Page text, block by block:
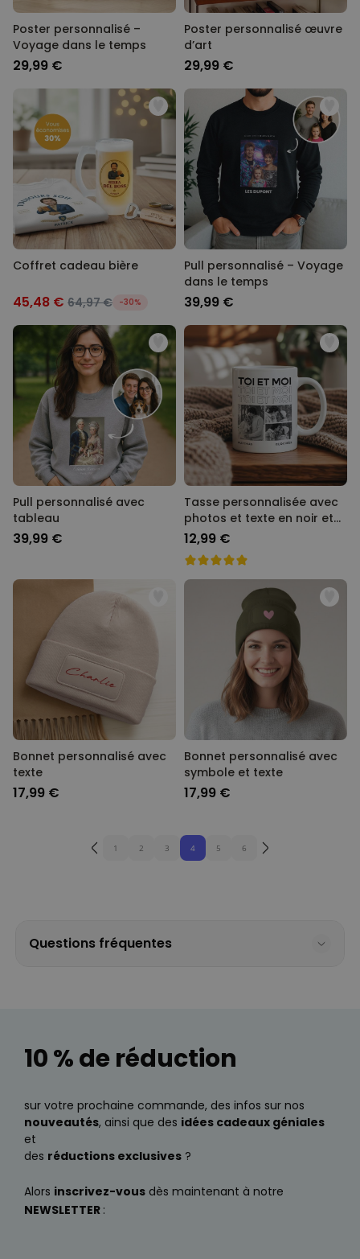
Poster personnalisé –
Voyage dans le temps
29,99 €
Poster personnalisé œuvre
d’art
29,99 €
Coffret cadeau bière
45,48 € 64,97 € -30%
Pull personnalisé – Voyage
dans le temps
39,99 €
Pull personnalisé avec
tableau
39,99 €
Tasse personnalisée avec
photos et texte en noir et
blanc
12,99 €
Bonnet personnalisé avec
texte
17,99 €
Bonnet personnalisé avec
symbole et texte
17,99 €
1 2 3 4 5 6
Questions fréquentes
10 % de réduction
sur votre prochaine commande, des infos sur nos
nouveautés, ainsi que des idées cadeaux géniales
et
des réductions exclusives ?
Alors inscrivez-vous dès maintenant à notre
NEWSLETTER :